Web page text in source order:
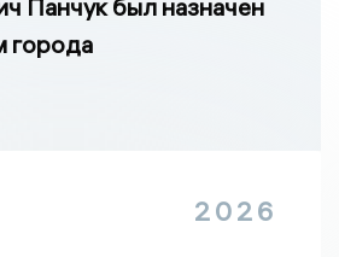
Панчук был назначен
города
2026